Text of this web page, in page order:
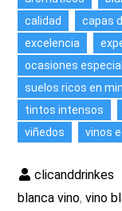
calidad
capas
excelencia
ocasiones
suelos ricos en
tintos intensos
viñedos
vinos
blanca vino,vino